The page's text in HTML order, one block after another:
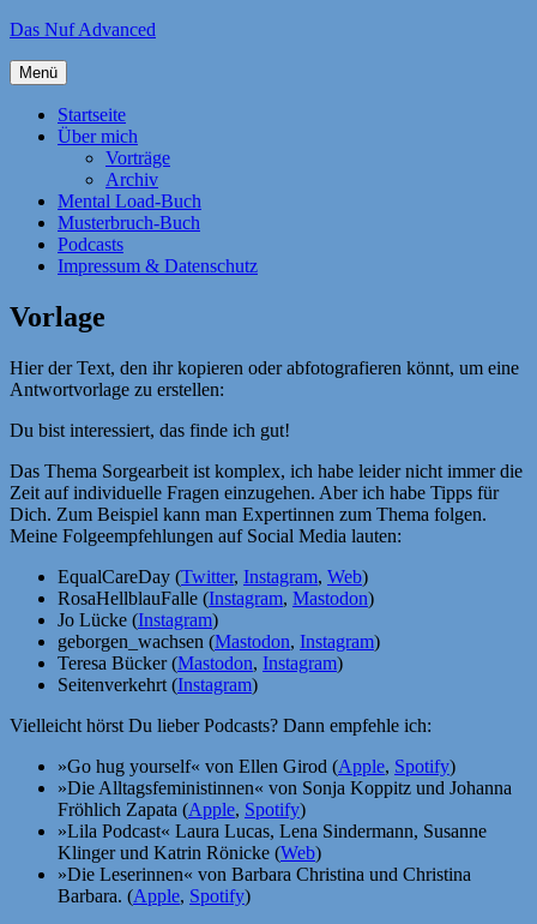
Zum
springen
Das Nuf Advanced
Menü
Startseite
Über mich
Vorträge
Archiv
Mental Load-Buch
Musterbruch-Buch
Podcasts
Impressum & Datenschutz
Vorlage
Hier der Text, den ihr kopieren oder abfotografieren könnt, um eine
Antwortvorlage zu erstellen:
Du bist interessiert, das finde ich gut!
Das Thema Sorgearbeit ist komplex, ich habe leider nicht immer die
Zeit auf individuelle Fragen einzugehen. Aber ich habe Tipps für
Dich. Zum Beispiel kann man Expertinnen zum Thema folgen.
Meine Folgeempfehlungen auf Social Media lauten:
EqualCareDay (Twitter, Instagram, Web)
RosaHellblauFalle (Instagram, Mastodon)
Jo Lücke (Instagram)
geborgen_wachsen (Mastodon, Instagram)
Teresa Bücker (Mastodon, Instagram)
Seitenverkehrt (Instagram)
Vielleicht hörst Du lieber Podcasts? Dann empfehle ich:
»Go hug yourself« von Ellen Girod (Apple, Spotify)
»Die Alltagsfeministinnen« von Sonja Koppitz und Johanna
Fröhlich Zapata (Apple, Spotify)
»Lila Podcast« Laura Lucas, Lena Sindermann, Susanne
Klinger und Katrin Rönicke (Web)
»Die Leserinnen« von Barbara Christina und Christina
Barbara. (Apple, Spotify)